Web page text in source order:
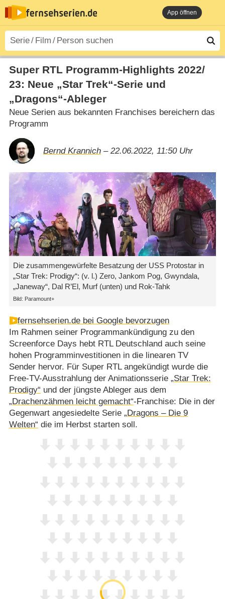
App öffnen
Super RTL Programm-Highlights 2022/​​
23: Neue „Star Trek“-Serie und
„Dragons“-Ableger
Neue Serien aus bekannten Franchises bereichern das
Programm
Bernd Krannich– 22.06.2022, 11:50 Uhr
Die zusammengewürfelte Besatzung der USS Protostar in
„Star Trek: Prodigy“: (v. l.) Zero, Jankom Pog, Gwyndala,
„Janeway“, Dal R’El, Murf (unten) und Rok-Tahk
Bild: Paramount+
fernsehserien.de bei Google bevorzugen
Im Rahmen seiner Programmankündigung zu den
Screenforce Days hebt RTL Deutschland auch seine
hohen Programminvestitionen in die linearen TV
Sender hervor. Für Super RTL angekündigt wurde die
Free-TV-Ausstrahlung der Animationsserie „Star Trek:
Prodigy“ und der jüngste Ableger aus dem
„Drachenzähmen leicht gemacht“-Franchise: Die in der
Gegenwart angesiedelte Serie „Dragons – Die 9
Welten“ die im Herbst starten soll.